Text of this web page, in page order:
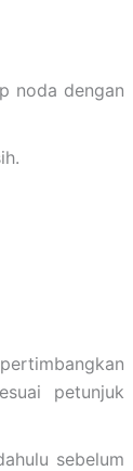
noda dengan
petunjuk
sebelum